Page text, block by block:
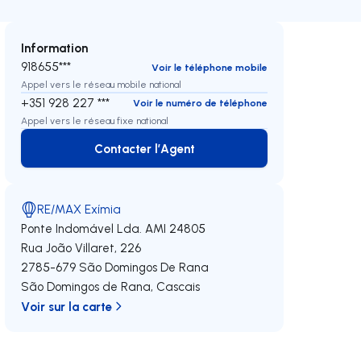
Information
918655***
Voir le téléphone mobile
Appel vers le réseau mobile national
+351 928 227 ***
Voir le numéro de téléphone
Appel vers le réseau fixe national
Contacter l’Agent
Contacter l’Agent
RE/MAX Exímia
Ponte Indomável Lda. AMI 24805
Rua João Villaret, 226
2785-679 São Domingos De Rana
São Domingos de Rana, Cascais
Voir sur la carte